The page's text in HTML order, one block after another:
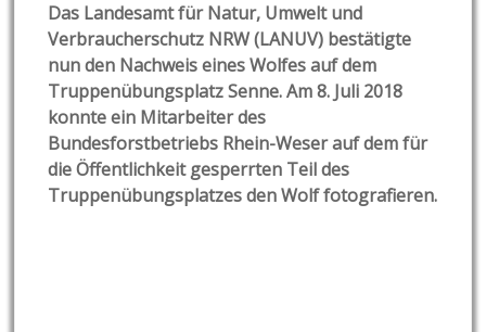
Das Landesamt für Natur, Umwelt und
Verbraucherschutz NRW (LANUV) bestätigte
nun den Nachweis eines Wolfes auf dem
Truppenübungsplatz Senne. Am 8. Juli 2018
konnte ein Mitarbeiter des
Bundesforstbetriebs Rhein-Weser auf dem für
die Öffentlichkeit gesperrten Teil des
Truppenübungsplatzes den Wolf fotografieren.